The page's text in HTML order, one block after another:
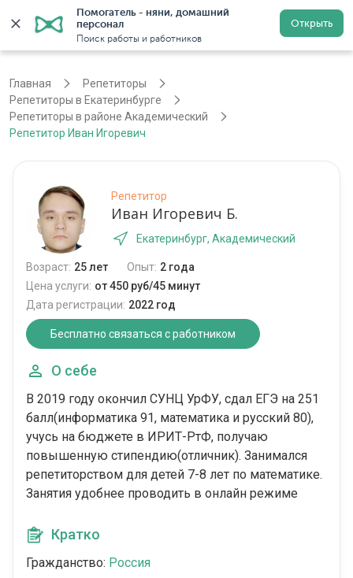
Помогатель - няни, домашний
персонал
Поиск работы и работников
Открыть
Екатеринбург Регистрация
Главная
Репетиторы
Репетиторы в Екатеринбурге
Репетиторы в районе Академический
Репетитор Иван Игоревич
Репетитор
Иван Игоревич Б.
Екатеринбург, Академический
Возраст: 25 лет Опыт: 2 года
Цена услуги: от 450 руб/45 минут
Дата регистрации: 2022 год
Бесплатно связаться с работником
О себе
В 2019 году окончил СУНЦ УрФУ, сдал ЕГЭ на 251
балл(информатика 91, математика и русский 80),
учусь на бюджете в ИРИТ-РтФ, получаю
повышенную стипендию(отличник). Занимался
репетиторством для детей 7-8 лет по математике.
Занятия удобнее проводить в онлайн режиме
Кратко
Гражданство: Россия